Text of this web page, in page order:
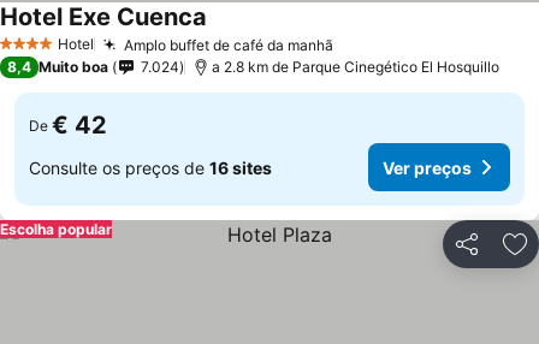
4 EstrelasHotel Amplo buffet de café da manhã
Hotel Exe Cuenca
8,4 Muito boa 7.024 a 2.8 km de Parque Cinegético El Hosquillo
De € 42
Consulte os preços de 16 sites Ver preços
Partilhar
Escolha popular